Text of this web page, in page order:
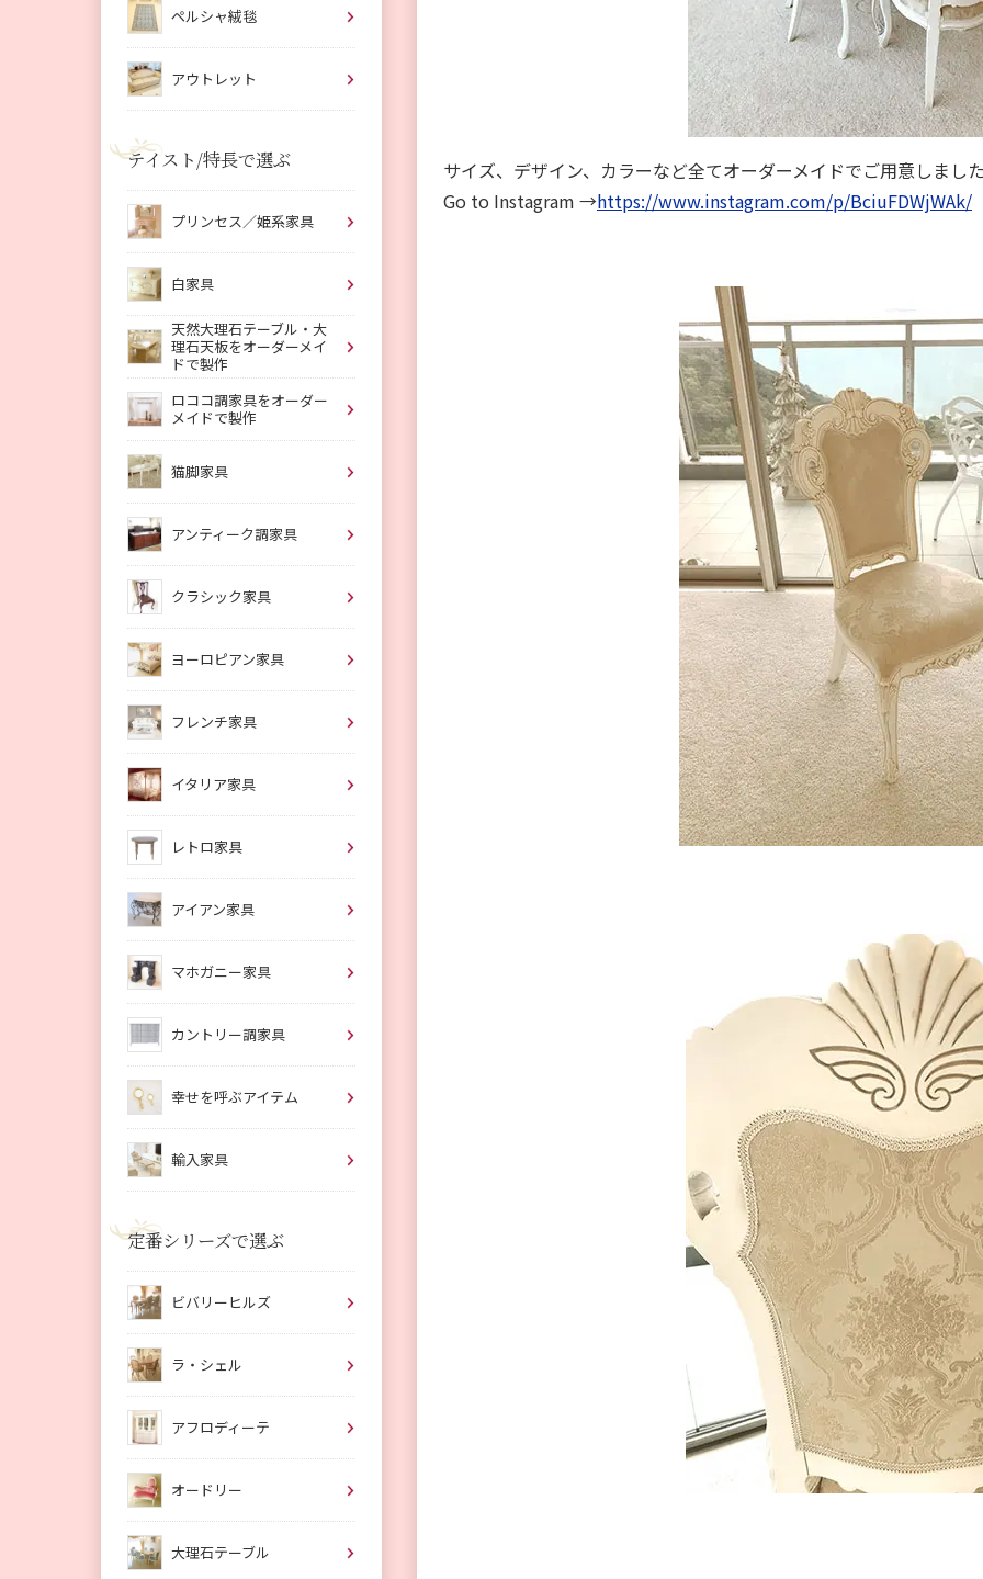
サイズ、デザイン、カラーなど全てオーダーメイドでご用意しまし
Go to Instagram →https://www.instagram.com/p/BciuFDWjWAk/
ペルシャ絨毯
アウトレット
テイスト/特長で選ぶ
プリンセス／姫系家具
白家具
天然大理石テーブル・大
理石天板をオーダーメイ
ドで製作
ロココ調家具をオーダー
メイドで製作
猫脚家具
アンティーク調家具
クラシック家具
ヨーロピアン家具
フレンチ家具
イタリア家具
レトロ家具
アイアン家具
マホガニー家具
カントリー調家具
幸せを呼ぶアイテム
輸入家具
定番シリーズで選ぶ
ビバリーヒルズ
ラ・シェル
アフロディーテ
オードリー
大理石テーブル